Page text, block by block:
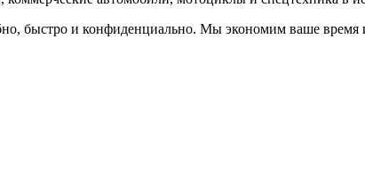
быстро и конфиденциально. Мы экономим ваше